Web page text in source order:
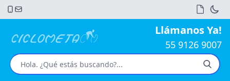
Llámanos Ya!
55 9126 9007